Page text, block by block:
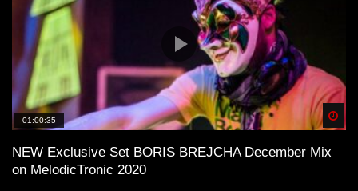
01:00:35
NEW Exclusive Set BORIS BREJCHA December Mix
on MelodicTronic 2020